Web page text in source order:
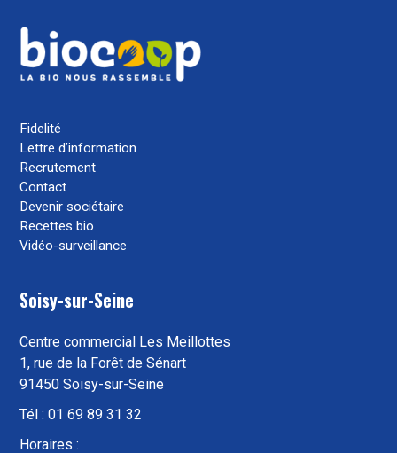
Fidelité
Lettre d’information
Recrutement
Contact
Devenir sociétaire
Recettes bio
Vidéo-surveillance
Soisy-sur-Seine
Centre commercial Les Meillottes
1, rue de la Forêt de Sénart
91450 Soisy-sur-Seine
Tél : 01 69 89 31 32
Horaires :